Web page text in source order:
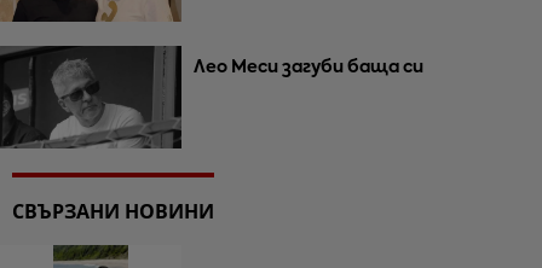
Лео Меси загуби баща си
СВЪРЗАНИ НОВИНИ